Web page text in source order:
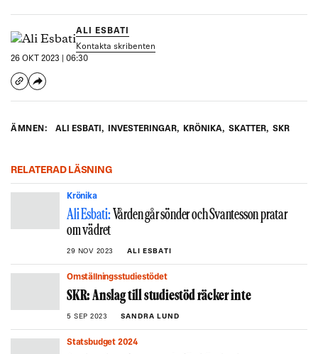
ALI ESBATI
Kontakta skribenten
26 OKT 2023 | 06:30
ÄMNEN: ALI ESBATI , INVESTERINGAR, KRÖNIKA, SKATTER, SKR
RELATERAD LÄSNING
Krönika
Ali Esbati:Vården går sönder och Svantesson pratar
om vädret
29 NOV 2023 ALI ESBATI
Omställningsstudiestödet
SKR: Anslag till studiestöd räcker inte
5 SEP 2023 SANDRA LUND
Statsbudget 2024